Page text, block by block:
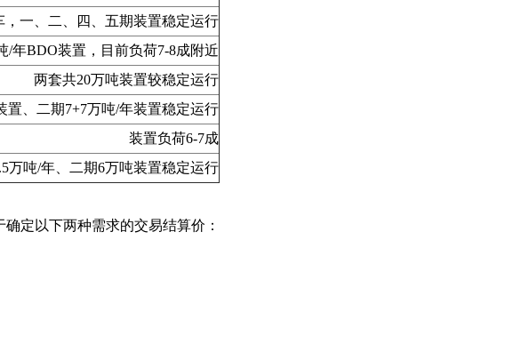
，一、二、四、五期装置稳定运行
/年BDO装置，目前负荷7-8成附近
两套共20万吨装置较稳定运行
置、二期7+7万吨/年装置稳定运行
装置负荷6-7成
万吨/年、二期6万吨装置稳定运行
定以下两种需求的交易结算价：